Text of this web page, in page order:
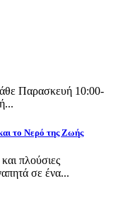
Παρασκευή 10:00-
το Νερό της Ζωής
πλούσιες
σε ένα...